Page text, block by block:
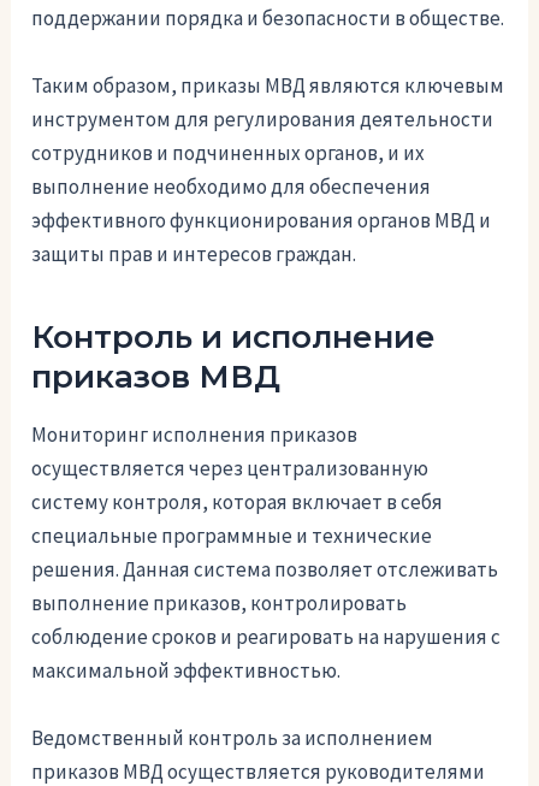
поддержании порядка и безопасности в обществе.
Таким образом, приказы МВД являются ключевым
инструментом для регулирования деятельности
сотрудников и подчиненных органов, и их
выполнение необходимо для обеспечения
эффективного функционирования органов МВД и
защиты прав и интересов граждан.
Контроль и исполнение
приказов МВД
Мониторинг исполнения приказов
осуществляется через централизованную
систему контроля, которая включает в себя
специальные программные и технические
решения. Данная система позволяет отслеживать
выполнение приказов, контролировать
соблюдение сроков и реагировать на нарушения с
максимальной эффективностью.
Ведомственный контроль за исполнением
приказов МВД осуществляется руководителями